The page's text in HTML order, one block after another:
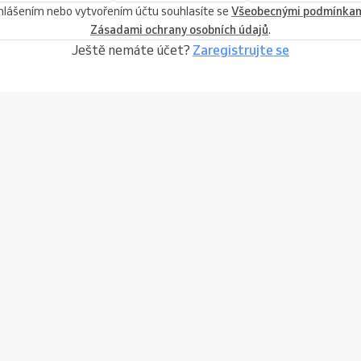
nebo vytvořením účtu souhlasíte se Všeobecnými
Zásadami ochrany osobních údajů.
Ještě nemáte účet? Zaregistrujte se